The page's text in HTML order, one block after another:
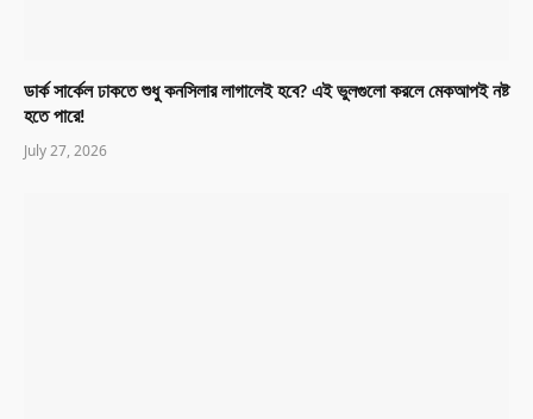
ডার্ক সার্কেল ঢাকতে শুধু কনসিলার লাগালেই হবে? এই ভুলগুলো করলে মেকআপই নষ্ট
হতে পারে!
July 27, 2026